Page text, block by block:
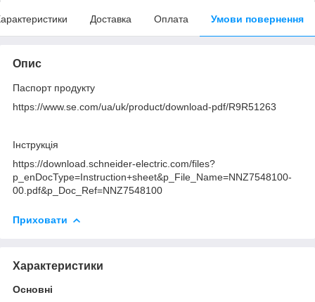
Доставка Оплата Умови повернення
Опис
Паспорт продукту
https://www.se.com/ua/uk/product/download-pdf/R9R51263
Інструкція
https://download.schneider-electric.com/files?
p_enDocType=Instruction+sheet&p_File_Name=NNZ7548100-
00.pdf&p_Doc_Ref=NNZ7548100
Приховати
Характеристики
Основні